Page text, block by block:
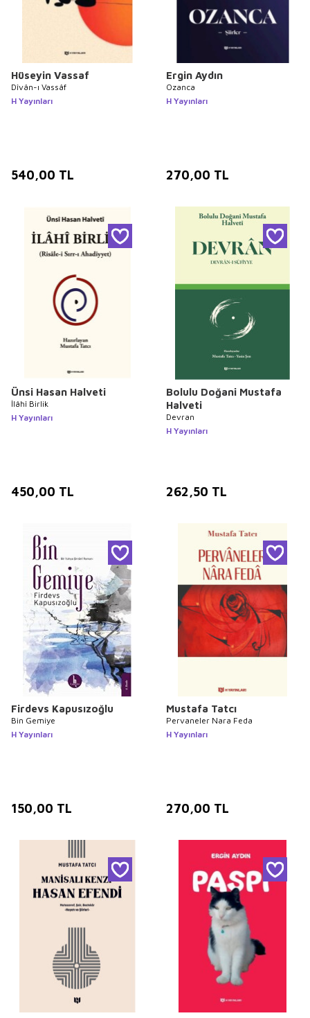
Hüseyin Vassaf
Dîvân-ı Vassâf
H Yayınları
540,00 TL
Ergin Aydın
Ozanca
H Yayınları
270,00 TL
Ünsi Hasan Halveti
İlâhî Birlik
H Yayınları
450,00 TL
Bolulu Doğani Mustafa
Halveti
Devran
H Yayınları
262,50 TL
Firdevs Kapusızoğlu
Bin Gemiye
H Yayınları
150,00 TL
Mustafa Tatcı
Pervaneler Nara Feda
H Yayınları
270,00 TL